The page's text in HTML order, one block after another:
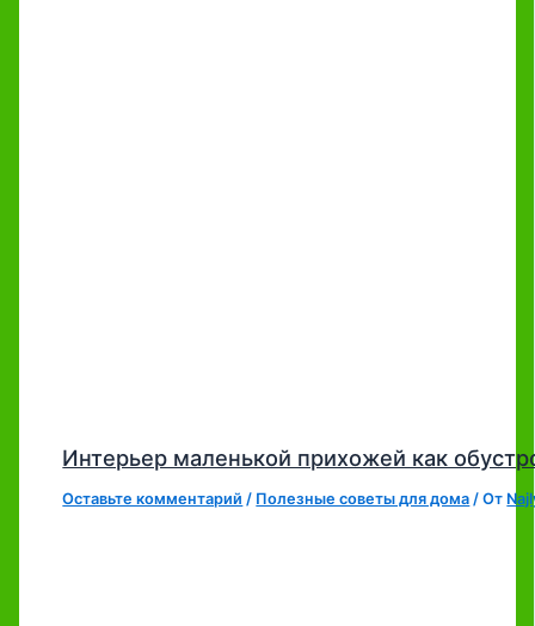
Интерьер маленькой прихожей как
Оставьте комментарий / Полезные советы для дома / От